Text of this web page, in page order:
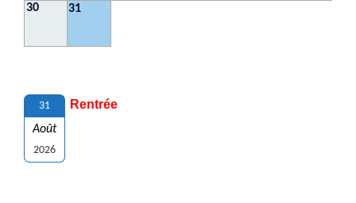
30 31
31
Août
2026
Rentrée